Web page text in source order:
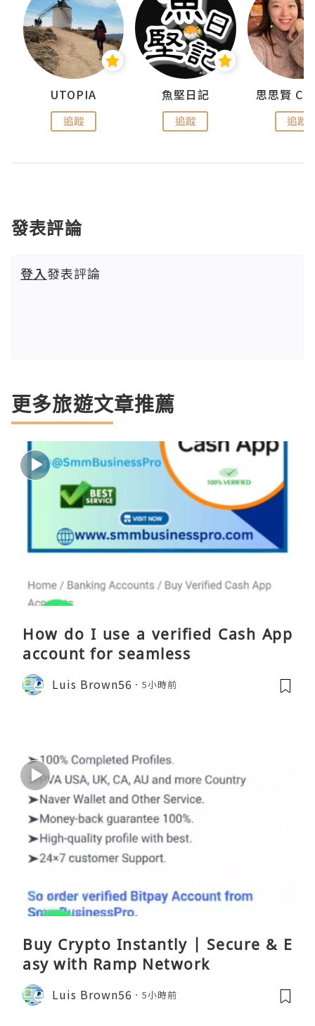
UTOPIA
追蹤
魚堅日記
追蹤 追蹤
發表評論
登入發表評論
更多旅遊文章推薦
How do I use a verified Cash App
account for seamless
Luis Brown56 5小時前
Buy Crypto Instantly | Secure & E
asy with Ramp Network
Luis Brown56 5小時前